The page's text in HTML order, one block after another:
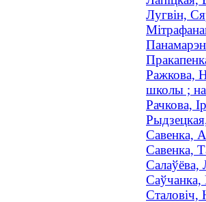
Лугвін,
Ражкова,
школы ;
Рачкова,
Савенка,
Савенка,
Салаўёва,
Саўчанка,
Сталовіч,